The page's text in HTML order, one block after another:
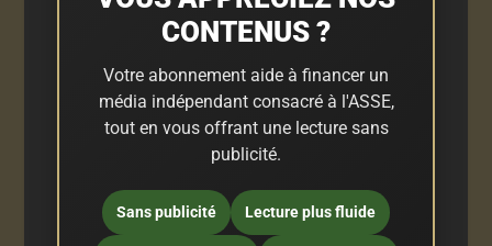
CONTENUS ?
Votre abonnement aide à financer un
média indépendant consacré à l'ASSE,
tout en vous offrant une lecture sans
publicité.
Sans publicité Lecture plus fluide